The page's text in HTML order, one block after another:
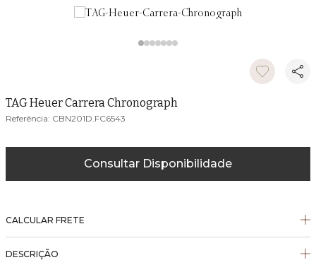
TAG Heuer Carrera Chronograph
CBN201D.FC6543
Consultar Disponibilidade
CALCULAR FRETE
DESCRIÇÃO